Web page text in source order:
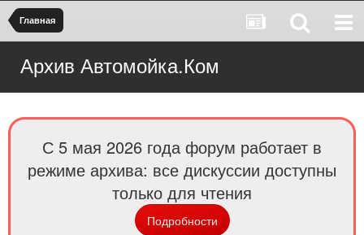
Главная
Архив Автомойка.Ком
С 5 мая 2026 года форум работает в
режиме архива: все дискуссии доступны
только для чтения
Подробности